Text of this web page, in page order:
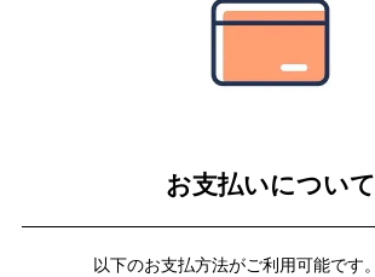
お支払いについて
以下のお支払方法がご利用可能です。